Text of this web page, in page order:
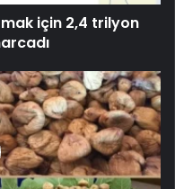
için 2,4 trilyon